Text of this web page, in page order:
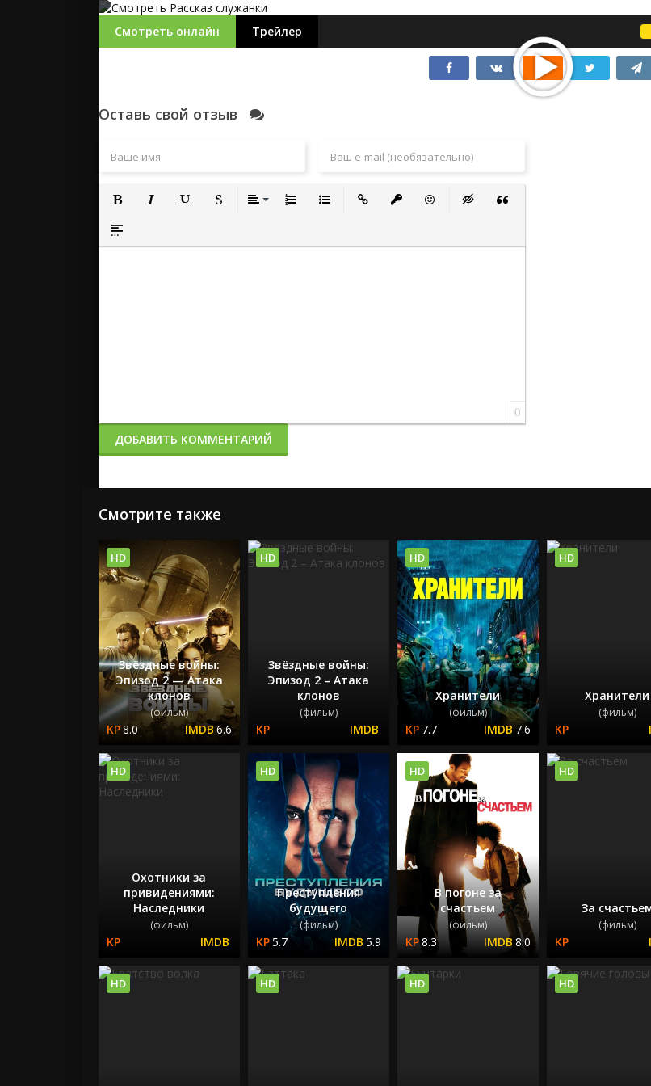
Смотреть онлайн Трейлер
Оставь свой отзыв
Полужирный
Вставка спойлера
0
ДОБАВИТЬ КОММЕНТАРИЙ
Смотрите также
Звёздные войны:
Эпизод 2 — Атака
клонов
(фильм)
8.0 6.6
HD
Звёздные войны:
Эпизод 2 – Атака
клонов
(фильм)
HD
Хранители
(фильм)
7.7 7.6
HD
Хранители
(фильм)
HD
Охотники за
привидениями:
Наследники
(фильм)
HD
Преступления
будущего
(фильм)
5.7 5.9
HD
В погоне за
счастьем
(фильм)
8.3 8.0
HD
За
(фильм)
HD
HD HD HD HD